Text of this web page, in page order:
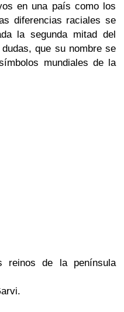
en una país como los
diferencias raciales se
la segunda mitad del
que su nombre se
mundiales de la
reinos de la península